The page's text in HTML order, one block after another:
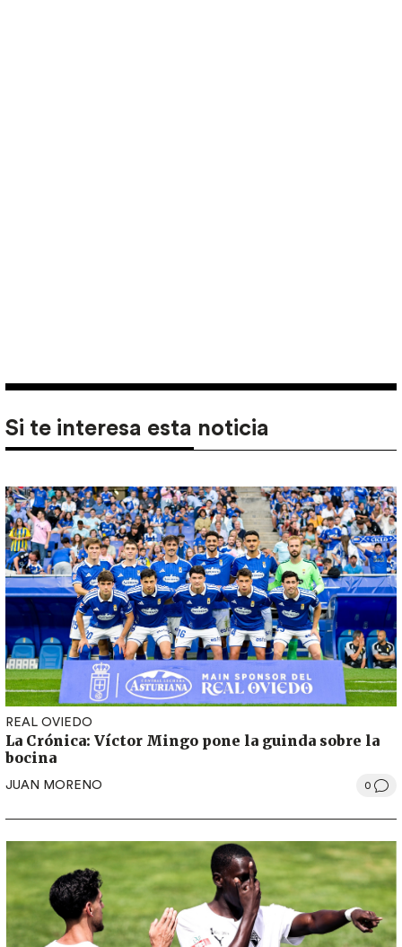
Si te interesa esta noticia
REAL OVIEDO
La Crónica: Víctor Mingo pone la guinda sobre la
bocina
JUAN MORENO 0